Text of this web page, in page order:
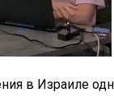
в Израиле